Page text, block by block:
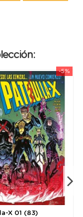
-5%
X 01 (83)